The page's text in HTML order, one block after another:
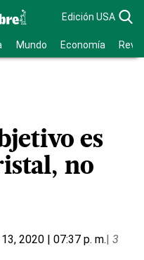
Edición USA
Mundo Economía
es
no
2020 | 07:37 p. m.| 3